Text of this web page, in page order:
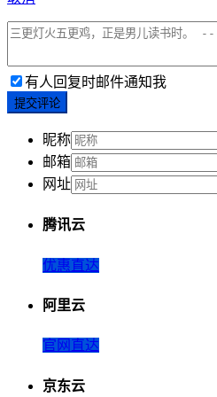
有人回复时邮件通知我
提交评论
昵称
邮箱
网址
腾讯云
优惠直达
阿里云
官网直达
京东云